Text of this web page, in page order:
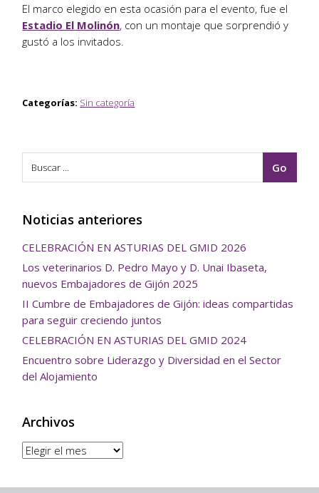
El marco elegido en esta ocasión para el evento, fue el
Estadio El Molinón, con un montaje que sorprendió y
gustó a los invitados.
Categorías: Sin categoría
Noticias anteriores
CELEBRACIÓN EN ASTURIAS DEL GMID 2026
Los veterinarios D. Pedro Mayo y D. Unai Ibaseta,
nuevos Embajadores de Gijón 2025
II Cumbre de Embajadores de Gijón: ideas compartidas
para seguir creciendo juntos
CELEBRACIÓN EN ASTURIAS DEL GMID 2024
Encuentro sobre Liderazgo y Diversidad en el Sector
del Alojamiento
Archivos
Archivos